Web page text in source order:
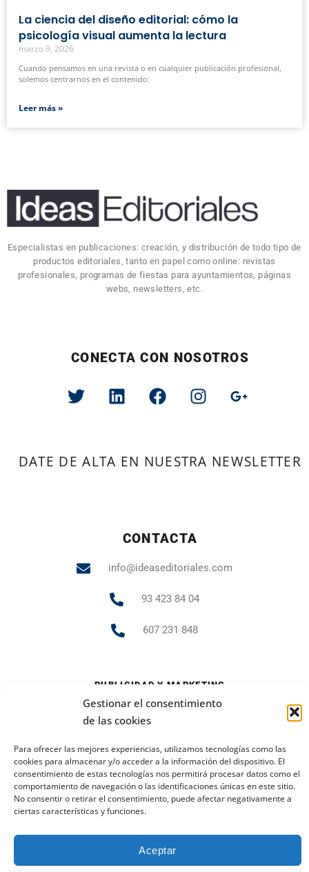
Gestionar el consentimiento
de las cookies
Para ofrecer las mejores experiencias, utilizamos tecnologías como las
cookies para almacenar y/o acceder a la información del dispositivo. El
consentimiento de estas tecnologías nos permitirá procesar datos como el
comportamiento de navegación o las identificaciones únicas en este sitio.
No consentir o retirar el consentimiento, puede afectar negativamente a
ciertas características y funciones.
Aceptar
La ciencia del diseño editorial: cómo la
psicología visual aumenta la lectura
marzo 9, 2026
Cuando pensamos en una revista o en cualquier publicación profesional,
solemos centrarnos en el contenido:
Leer más »
Especialistas en publicaciones: creación, y distribución de todo tipo de
productos editoriales, tanto en papel como online: revistas
profesionales, programas de fiestas para ayuntamientos, páginas
webs, newsletters, etc.
CONECTA CON NOSOTROS
DATE DE ALTA EN NUESTRA NEWSLETTER
CONTACTA
info@ideaseditoriales.com
93 423 84 04
607 231 848
PUBLICIDAD Y MARKETING
Aviso Legal Política de cookies
Política de privacidad
2023 Todos los derechos reservados
Ideas Editoriales